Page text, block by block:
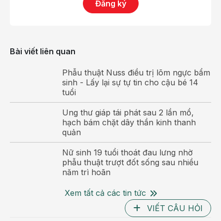
stent bị tách ra khỏi thành mạch (bóc tách động
mạch). Các bác sĩ nhận định với tính chất tổn thương
tức chuyển sang chiến lược đặt stent mới.
Nhờ tính toán các phương án can thiệp kỹ càng và
thay đổi kế hoạch can thiệp nhạy bén, người bệnh
nhanh chóng được đặt 01 stent có kích thước dài
giúp bao phủ toàn bộ vùng tổn thương phía trong và
Ê kíp tim mạch can thiệp BVĐK Hồng Ngọc tiến hành
đặt stent cho ông N
sát thành mạch, giảm tối đa nguy cơ tái hẹp.
Sau can thiệp, ông N hết đau ngực, người nhẹ nhõm,
Đăng ký
Bài viết liên quan
Phẫu thuật Nuss điều trị lõm ngực bẩm
sinh - Lấy lại sự tự tin cho cậu bé 14
tuổi
Ung thư giáp tái phát sau 2 lần mổ,
hạch bám chặt dây thần kinh thanh
quản
Nữ sinh 19 tuổi thoát đau lưng nhờ
phẫu thuật trượt đốt sống sau nhiều
năm trì hoãn
Xem tất cả các tin tức
VIẾT CÂU HỎI